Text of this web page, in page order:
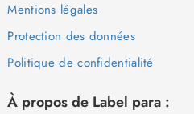
Mentions légales
Protection des données
Politique de confidentialité
À propos de Label para :